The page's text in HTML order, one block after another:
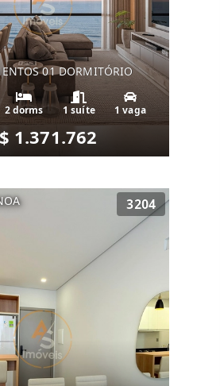
01 DORMITÓRIO
2 dorms 1 suíte 1 vaga
1.371.762
3204